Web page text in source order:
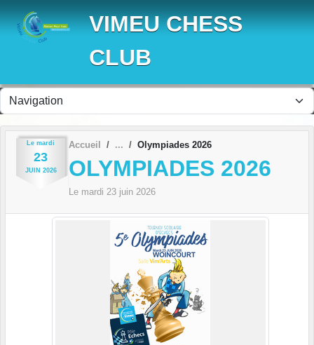
VIMEU CHESS
CLUB
Le mardi
23
JUIN 2026
Accueil Olympiades 2026
OLYMPIADES 2026
Le mardi 23 juin 2026